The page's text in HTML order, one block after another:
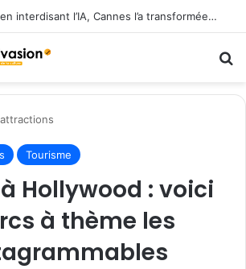
L’ESRA s’associe à la Communication University of China pour former les cinéastes de demain
Tourisme
Hollywood : voici
à thème les